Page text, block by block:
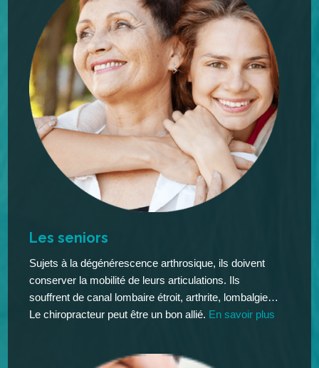
Les seniors
Sujets à la dégénérescence arthrosique, ils doivent
conserver la mobilité de leurs articulations. Ils
souffrent de canal lombaire étroit, arthrite, lombalgie…
Le chiropracteur peut être un bon allié. En savoir plus